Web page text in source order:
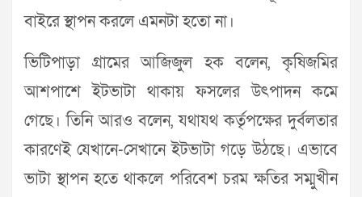
বাইরে স্থাপন করলে এমনটা হতো না।
ভিটিপাড়া গ্রামের আজিজুল হক বলেন, কৃষিজমির
আশপাশে ইটভাটা থাকায় ফসলের উৎপাদন কমে
গেছে। তিনি আরও বলেন, যথাযথ কর্তৃপক্ষের দুর্বলতার
কারণেই যেখানে-সেখানে ইটভাটা গড়ে উঠছে। এভাবে
ভাটা স্থাপন হতে থাকলে পরিবেশ চরম ক্ষতির সম্মুখীন